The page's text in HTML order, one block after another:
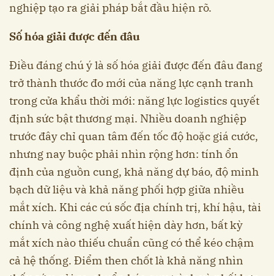
nghiệp tạo ra giải pháp bắt đầu hiện rõ.
Số hóa giải được đến đâu
Điều đáng chú ý là số hóa giải được đến đâu đang
trở thành thước đo mới của năng lực cạnh tranh
trong cửa khẩu thời mới: năng lực logistics quyết
định sức bật thương mại. Nhiều doanh nghiệp
trước đây chỉ quan tâm đến tốc độ hoặc giá cước,
nhưng nay buộc phải nhìn rộng hơn: tính ổn
định của nguồn cung, khả năng dự báo, độ minh
bạch dữ liệu và khả năng phối hợp giữa nhiều
mắt xích. Khi các cú sốc địa chính trị, khí hậu, tài
chính và công nghệ xuất hiện dày hơn, bất kỳ
mắt xích nào thiếu chuẩn cũng có thể kéo chậm
cả hệ thống. Điểm then chốt là khả năng nhìn